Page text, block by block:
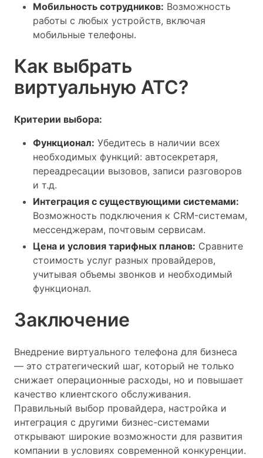
Мобильность сотрудников: Возможность
работы с любых устройств, включая
мобильные телефоны.
Как выбрать
виртуальную АТС?
Критерии выбора:
Функционал: Убедитесь в наличии всех
необходимых функций: автосекретаря,
переадресации вызовов, записи разговоров
и т.д.
Интеграция с существующими системами:
Возможность подключения к CRM-системам,
мессенджерам, почтовым сервисам.
Цена и условия тарифных планов: Сравните
стоимость услуг разных провайдеров,
учитывая объемы звонков и необходимый
функционал.
Заключение
Внедрение виртуального телефона для бизнеса
— это стратегический шаг, который не только
снижает операционные расходы, но и повышает
качество клиентского обслуживания.
Правильный выбор провайдера, настройка и
интеграция с другими бизнес-системами
открывают широкие возможности для развития
компании в условиях современной конкуренции.